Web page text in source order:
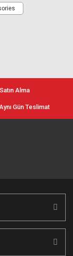
Alma
Gün Teslimat